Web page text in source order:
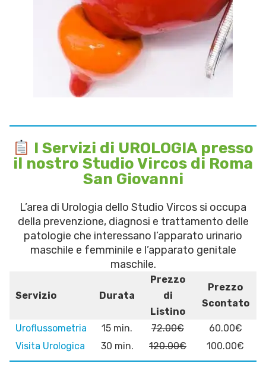
I Servizi di UROLOGIA presso
il nostro Studio Vircos di Roma
San Giovanni
L’area di Urologia dello Studio Vircos si occupa
della prevenzione, diagnosi e trattamento delle
patologie che interessano l’apparato urinario
maschile e femminile e l’apparato genitale
maschile.
Servizio Durata
Prezzo
di
Listino
Prezzo
Scontato
Uroflussometria 15 min. 72.00€
60.00€
Visita Urologica
30 min. 120.00€ 100.00€